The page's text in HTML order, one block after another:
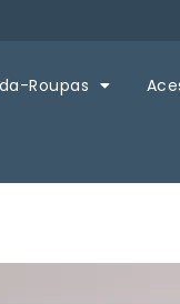
Roupas